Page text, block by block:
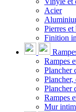
Acier
Pierres et
Finition
Rampes
Plancher
Plancher
Rampes
Mur